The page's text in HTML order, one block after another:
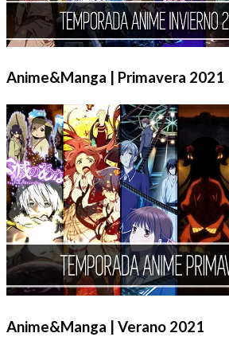
Anime&Manga | Primavera 2021
Anime&Manga | Verano 2021